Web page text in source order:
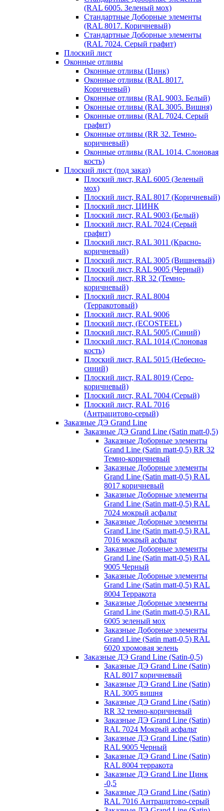
(RAL 6005. Зеленый мох)
Стандартные Доборные элементы
(RAL 8017. Коричневый)
Стандартные Доборные элементы
(RAL 7024. Серый графит)
Плоский лист
Оконные отливы
Оконные отливы (Цинк)
Оконные отливы (RAL 8017.
Коричневый)
Оконные отливы (RAL 9003. Белый)
Оконные отливы (RAL 3005. Вишня)
Оконные отливы (RAL 7024. Серый
графит)
Оконные отливы (RR 32. Темно-
коричневый)
Оконные отливы (RAL 1014. Слоновая
кость)
Плоский лист (под заказ)
Плоский лист, RAL 6005 (Зеленый
мох)
Плоский лист, RAL 8017 (Коричневый)
Плоский лист, ЦИНК
Плоский лист, RAL 9003 (Белый)
Плоский лист, RAL 7024 (Серый
графит)
Плоский лист, RAL 3011 (Красно-
коричневый)
Плоский лист, RAL 3005 (Вишневый)
Плоский лист, RAL 9005 (Черный)
Плоский лист, RR 32 (Темно-
коричневый)
Плоский лист, RAL 8004
(Терракотовый)
Плоский лист, RAL 9006
Плоский лист, (ECOSTEEL)
Плоский лист, RAL 5005 (Синий)
Плоский лист, RAL 1014 (Слоновая
кость)
Плоский лист, RAL 5015 (Небесно-
синий)
Плоский лист, RAL 8019 (Серо-
коричневый)
Плоский лист, RAL 7004 (Серый)
Плоский лист, RAL 7016
(Антрацитово-серый)
Заказные ДЭ Grand Line
Заказные ДЭ Grand Line (Satin matt-0,5)
Заказные Доборные элементы
Grand Line (Satin matt-0,5) RR 32
Темно-коричневый
Заказные Доборные элементы
Grand Line (Satin matt-0,5) RAL
8017 коричневый
Заказные Доборные элементы
Grand Line (Satin matt-0,5) RAL
7024 мокрый асфальт
Заказные Доборные элементы
Grand Line (Satin matt-0,5) RAL
7016 мокрый асфальт
Заказные Доборные элементы
Grand Line (Satin matt-0,5) RAL
9005 Черный
Заказные Доборные элементы
Grand Line (Satin matt-0,5) RAL
8004 Терракота
Заказные Доборные элементы
Grand Line (Satin matt-0,5) RAL
6005 зеленый мох
Заказные Доборные элементы
Grand Line (Satin matt-0,5) RAL
6020 хромовая зелень
Заказные ДЭ Grand Line (Satin-0,5)
Заказные ДЭ Grand Line (Satin)
RAL 8017 коричневый
Заказные ДЭ Grand Line (Satin)
RAL 3005 вишня
Заказные ДЭ Grand Line (Satin)
RR 32 темно-коричневый
Заказные ДЭ Grand Line (Satin)
RAL 7024 Мокрый асфальт
Заказные ДЭ Grand Line (Satin)
RAL 9005 Черный
Заказные ДЭ Grand Line (Satin)
RAL 8004 терракота
Заказные ДЭ Grand Line Цинк
-0,5
Заказные ДЭ Grand Line (Satin)
RAL 7016 Антрацитово-серый